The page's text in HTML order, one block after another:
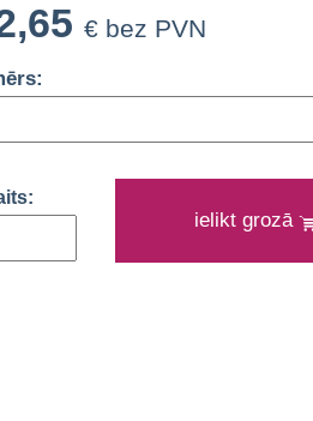
€ bez PVN
ielikt grozā